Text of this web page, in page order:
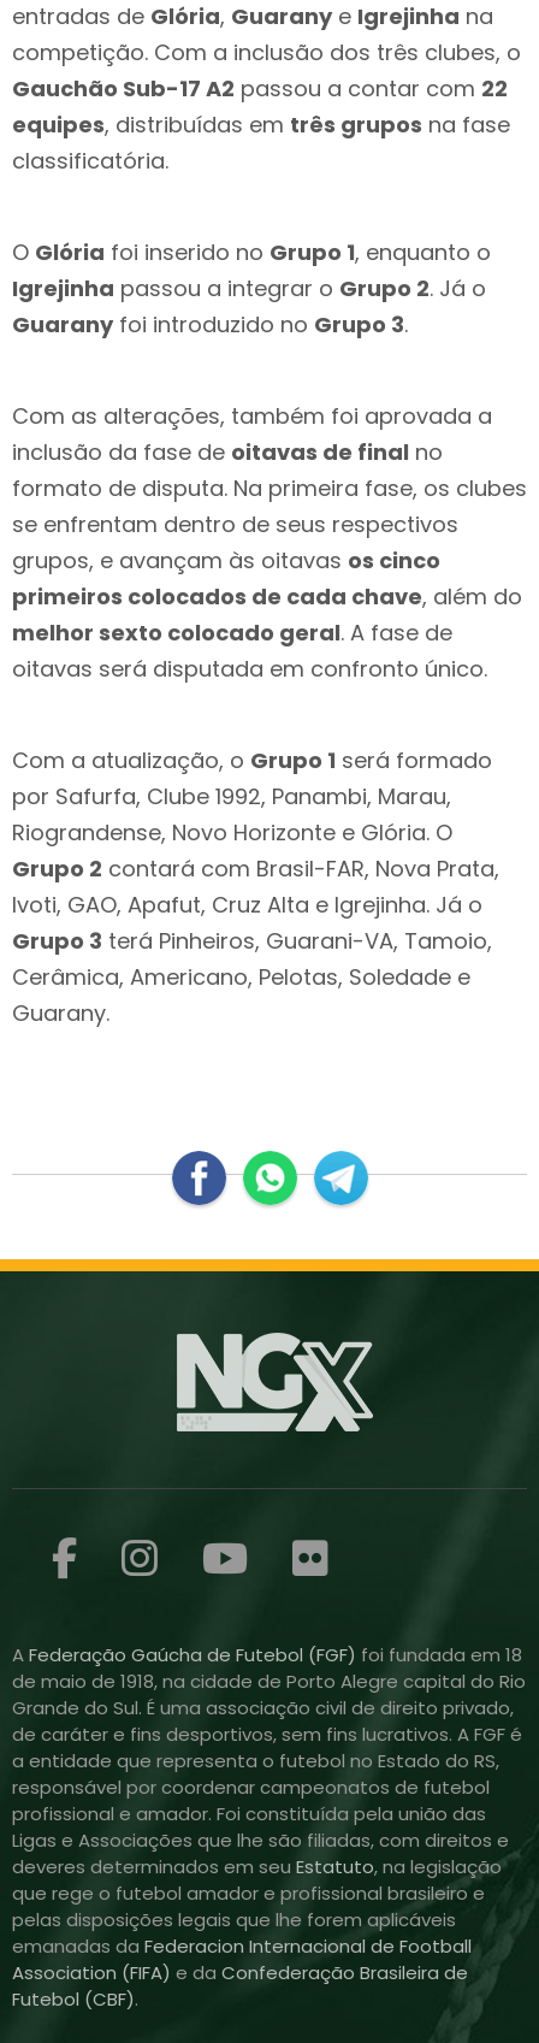
entradas de Glória, Guaranye Igrejinha na
competição. Com a inclusão dos três clubes, o
Gauchão Sub-17 A2 passou a contar com 22
equipes, distribuídas em três grupos na fase
classificatória.
O Glória foi inserido no Grupo 1, enquanto o
Igrejinha passou a integrar o Grupo 2. Já o
Guaranyfoi introduzido no Grupo 3.
Com as alterações, também foi aprovada a
inclusão da fase de oitavas de final no
formato de disputa. Na primeira fase, os clubes
se enfrentam dentro de seus respectivos
grupos, e avançam às oitavas os cinco
primeiros colocados de cada chave, além do
melhor sexto colocado geral. A fase de
oitavas será disputada em confronto único.
Com a atualização, o Grupo 1 será formado
por Safurfa, Clube 1992, Panambi, Marau,
Riograndense, Novo Horizonte e Glória. O
Grupo 2 contará com Brasil-FAR, Nova Prata,
Ivoti, GAO, Apafut, Cruz Alta e Igrejinha. Já o
Grupo 3 terá Pinheiros, Guarani-VA, Tamoio,
Cerâmica, Americano, Pelotas, Soledade e
Guarany.
AFederação Gaúcha de Futebol (FGF) foi fundada em 18
de maio de 1918, na cidade de Porto Alegre capital do Rio
Grande do Sul. É uma associação civil de direito privado,
de caráter e fins desportivos, sem fins lucrativos. A FGF é
a entidade que representa o futebol no Estado do RS,
responsável por coordenar campeonatos de futebol
profissional e amador. Foi constituída pela união das
Ligas e Associações que lhe são filiadas, com direitos e
deveres determinados em seu Estatuto, na legislação
que rege o futebol amador e profissional brasileiro e
pelas disposições legais que lhe forem aplicáveis
emanadas da Federacion Internacional de Football
Association (FIFA) e da Confederação Brasileira de
Futebol (CBF).